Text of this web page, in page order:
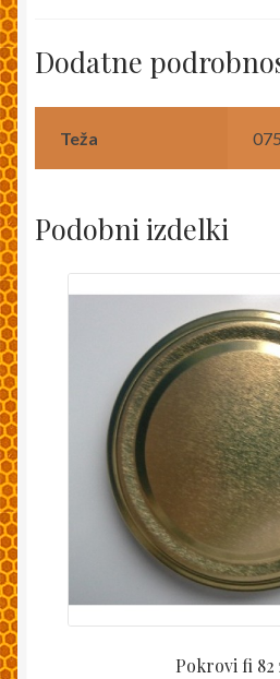
Dodatne
Teža
Podobni izdelki
Pokrovi fi